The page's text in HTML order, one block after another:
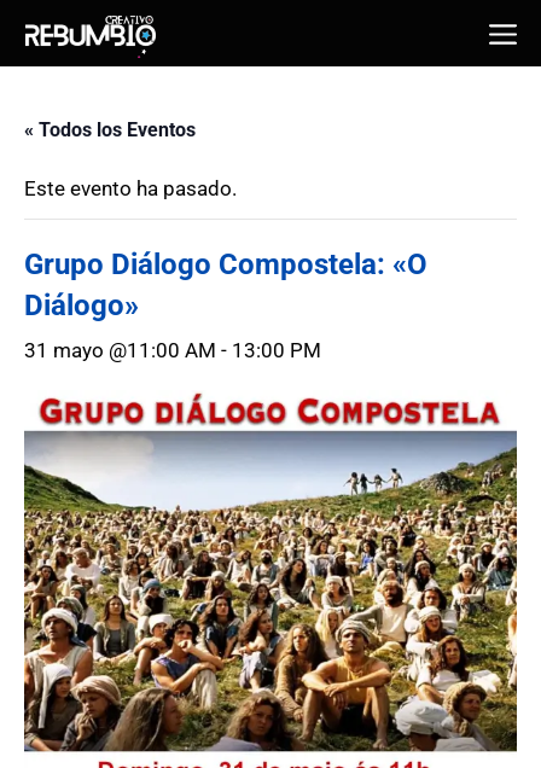
contenido
« Todos los Eventos
Este evento ha pasado.
Grupo Diálogo Compostela: «O
Diálogo»
31 mayo @11:00 AM - 13:00 PM